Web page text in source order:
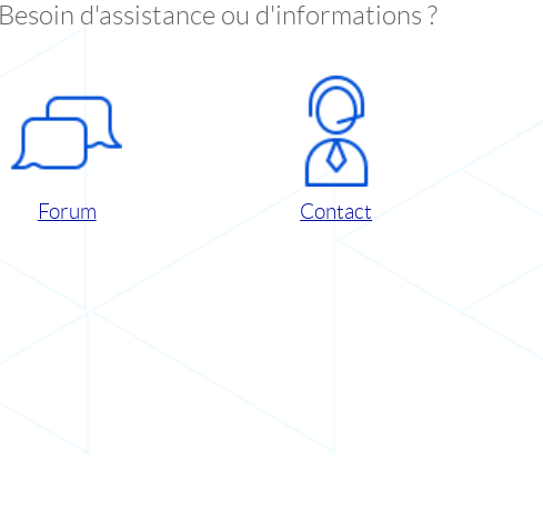
Besoin d'assistance ou d'informations ?
Forum Contact